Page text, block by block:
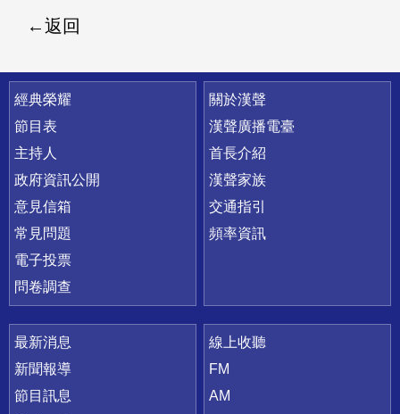
返回
快速連結
經典榮耀
節目表
主持人
政府資訊公開
意見信箱
常見問題
電子投票
問卷調查
關於漢聲
漢聲廣播電臺
首長介紹
漢聲家族
交通指引
頻率資訊
最新消息
新聞報導
節目訊息
線上收聽
FM
AM